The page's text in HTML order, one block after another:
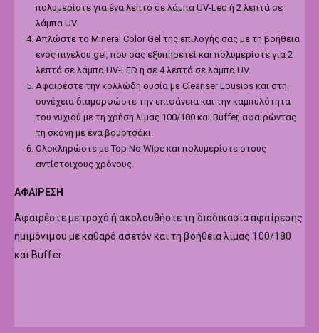
πολυμερίστε για ένα λεπτό σε λάμπα UV-Led ή 2 λεπτά σε
λάμπα UV.
Απλώστε το Mineral Color Gel της επιλογής σας με τη βοήθεια
ενός πινέλου gel, που σας εξυπηρετεί και πολυμερίστε για 2
λεπτά σε λάμπα UV-LED ή σε 4 λεπτά σε λάμπα UV.
Αφαιρέστε την κολλώδη ουσία με Cleanser Lousios και στη
συνέχεια διαμορφώστε την επιφάνεια και την καμπυλότητα
του νυχιού με τη χρήση λίμας 100/180 και Buffer, αφαιρώντας
τη σκόνη με ένα βουρτσάκι.
Ολοκληρώστε με Top No Wipe και πολυμερίστε στους
αντίστοιχους χρόνους.
ΑΦΑΙΡΕΣΗ
Αφαιρέστε με τροχό ή ακολουθήστε τη διαδικασία αφαίρεσης
ημιμόνιμου με καθαρό ασετόν και τη βοήθεια λίμας 100/180
και Buffer.